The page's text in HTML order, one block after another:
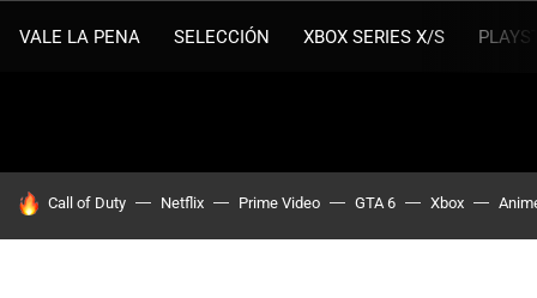
VALE LA PENA SELECCIÓN XBOX SERIES X/S
HOY SE HABLA DE
Call of Duty Netflix Prime Video GTA 6 Xbox